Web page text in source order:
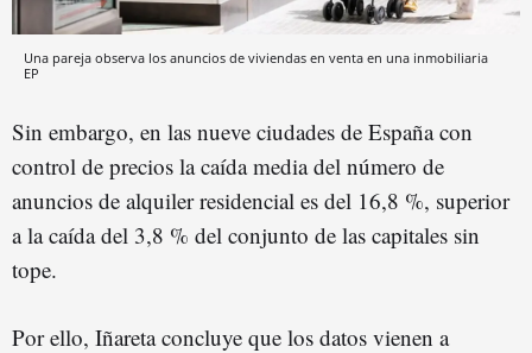
Una pareja observa los anuncios de viviendas en venta en una inmobiliaria
EP
Sin embargo, en las nueve ciudades de España con
control de precios la caída media del número de
anuncios de alquiler residencial es del 16,8 %, superior
a la caída del 3,8 % del conjunto de las capitales sin
tope.
Por ello, Iñareta concluye que los datos vienen a